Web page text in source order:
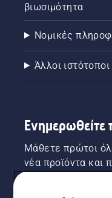
βιωσιμότητα
Νομικές
Άλλοι
Ενημερωθείτε
Μάθετε πρώτοι
νέα προϊόντα και